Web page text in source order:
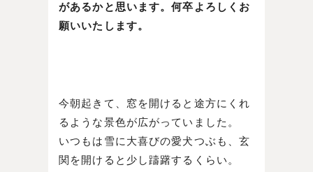
があるかと思います。何卒よろしくお
願いいたします。
今朝起きて、窓を開けると途方にくれ
るような景色が広がっていました。
いつもは雪に大喜びの愛犬つぶも、玄
関を開けると少し躊躇するくらい。